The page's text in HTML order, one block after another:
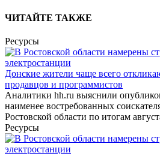
ЧИТАЙТЕ ТАКЖЕ
Ресурсы
Донские жители чаще всего
продавцов и программистов
Аналитики hh.ru выяснили
наименее востребованных
Ростовской области по итогам
Ресурсы